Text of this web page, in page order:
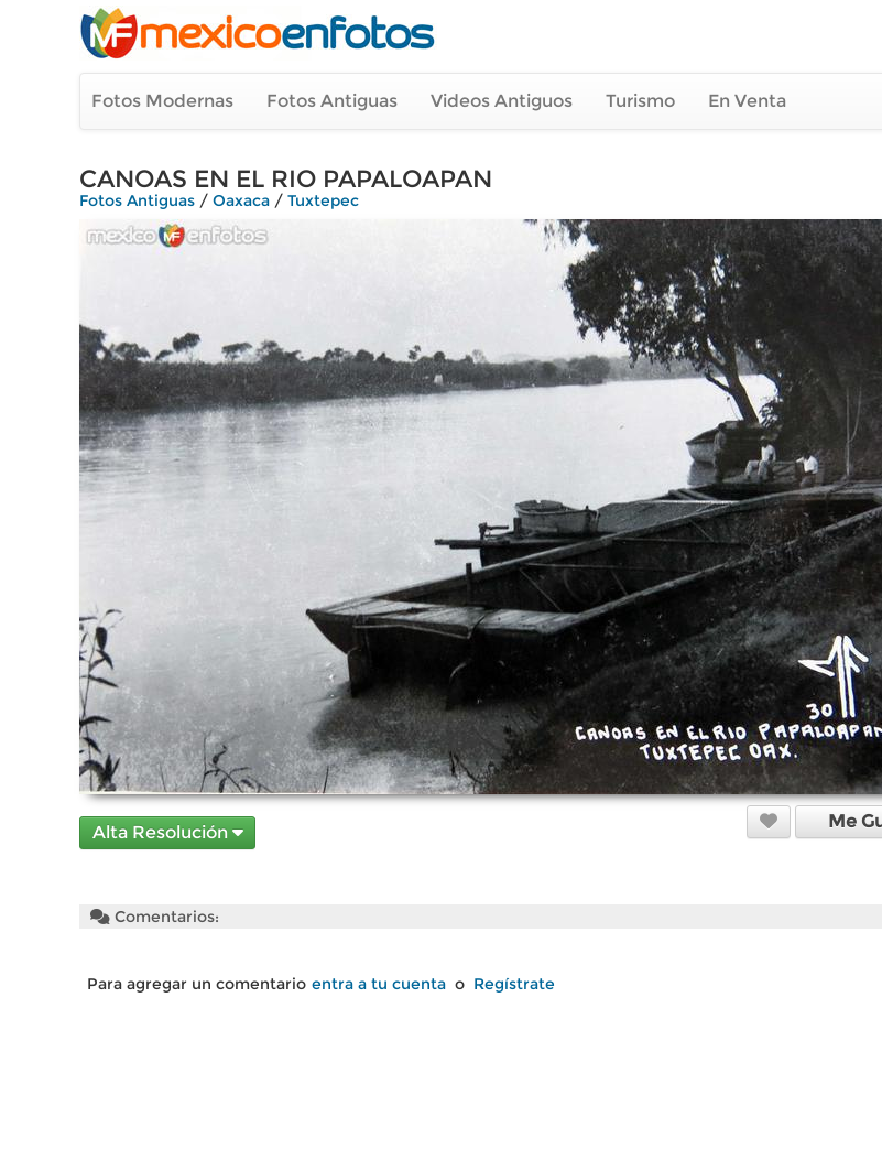
Fotos Modernas Fotos Antiguas Videos Antiguos Turismo En Venta
CANOAS EN EL RIO PAPALOAPAN
Fotos Antiguas / Oaxaca / Tuxtepec
Alta Resolución
Me
Comentarios:
Para agregar un comentario entra a tu cuenta o Regístrate